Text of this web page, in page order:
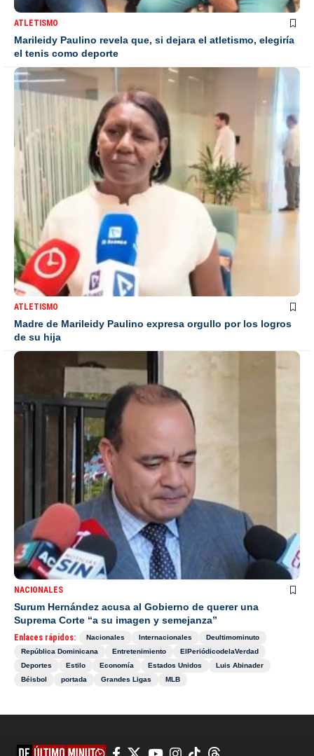
ATLETISMO
Marileidy Paulino revela que, si dejara el atletismo, elegiría
el tenis como deporte
ATLETISMO
Madre de Marileidy Paulino expresa orgullo por los logros
de su hija
NACIONALES
Surum Hernández acusa al Gobierno de querer una
Suprema Corte “a su imagen y semejanza”
Enlaces rápidos: Nacionales Internacionales
Deultimominuto
República Dominicana
Entretenimiento
ElPeriódicodelaVerdad
Deportes
Estilo Economía Estados Unidos
Luis Abinader
Béisbol
portada Grandes Ligas MLB